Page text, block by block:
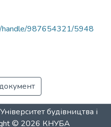
handle/987654321/5948
будівництва і
© 2026 КНУБА